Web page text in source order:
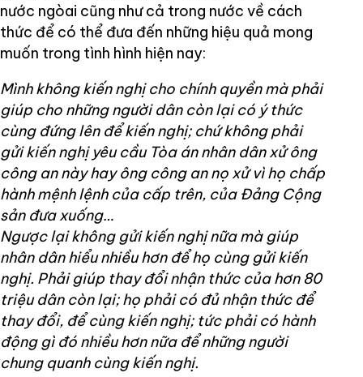
nước ngòai cũng như cả trong nước về cách
thức để có thể đưa đến những hiệu quả mong
muốn trong tình hình hiện nay:
Mình không kiến nghị cho chính quyền mà phải
giúp cho những người dân còn lại có ý thức
cùng đứng lên để kiến nghị; chứ không phải
gửi kiến nghị yêu cầu Tòa án nhân dân xử ông
công an này hay ông công an nọ xử vì họ chấp
hành mệnh lệnh của cấp trên, của Đảng Cộng
sản đưa xuống…
Ngược lại không gửi kiến nghị nữa mà giúp
nhân dân hiểu nhiều hơn để họ cùng gửi kiến
nghị. Phải giúp thay đổi nhận thức của hơn 80
triệu dân còn lại; họ phải có đủ nhận thức để
thay đổi, để cùng kiến nghị; tức phải có hành
động gì đó nhiều hơn nữa để những người
chung quanh cùng kiến nghị.